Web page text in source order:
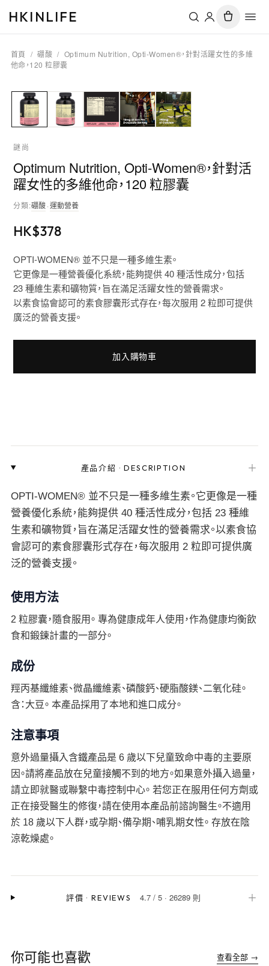
HKINLIFE
首頁 / 硼酸 / Optimum Nutrition, Opti-Women®，針對活躍女性的多維
他命，120 粒膠囊
謎尚
Optimum Nutrition, Opti-Women®，針對活
躍女性的多維他命，120 粒膠囊
分類:硼酸·運動營養
HK$378
OPTI-WOMEN® 並不只是一種多維生素。
它更像是一種營養優化系統，能夠提供 40 種活性成分，包括
23 種維生素和礦物質，旨在滿足活躍女性的營養需求。
以素食協會認可的素食膠囊形式存在，每次服用 2 粒即可提供
廣泛的營養支援。
加入購物車
產品介紹 ·DESCRIPTION ＋
OPTI-WOMEN® 並不只是一種多維生素。它更像是一種
營養優化系統，能夠提供 40 種活性成分，包括 23 種維
生素和礦物質，旨在滿足活躍女性的營養需求。以素食協
會認可的素食膠囊形式存在，每次服用 2 粒即可提供廣
泛的營養支援。
使用方法
2 粒膠囊，隨食服用。 專為健康成年人使用，作為健康均衡飲
食和鍛鍊計畫的一部分。
成份
羥丙基纖維素、微晶纖維素、磷酸鈣、硬脂酸鎂、二氧化硅。
含：大豆。 本產品採用了本地和進口成分。
注意事項
意外過量攝入含鐵產品是 6 歲以下兒童致命中毒的主要原
因。請將產品放在兒童接觸不到的地方。如果意外攝入過量，
請立即就醫或聯繫中毒控制中心。 若您正在服用任何方劑或
正在接受醫生的修復，請在使用本產品前諮詢醫生。不適用
於 18 歲以下人群，或孕期、備孕期、哺乳期女性。 存放在陰
涼乾燥處。
評價 ·REVIEWS 4.7/ 5· 26289 則 ＋
你可能也喜歡 查看全部 →